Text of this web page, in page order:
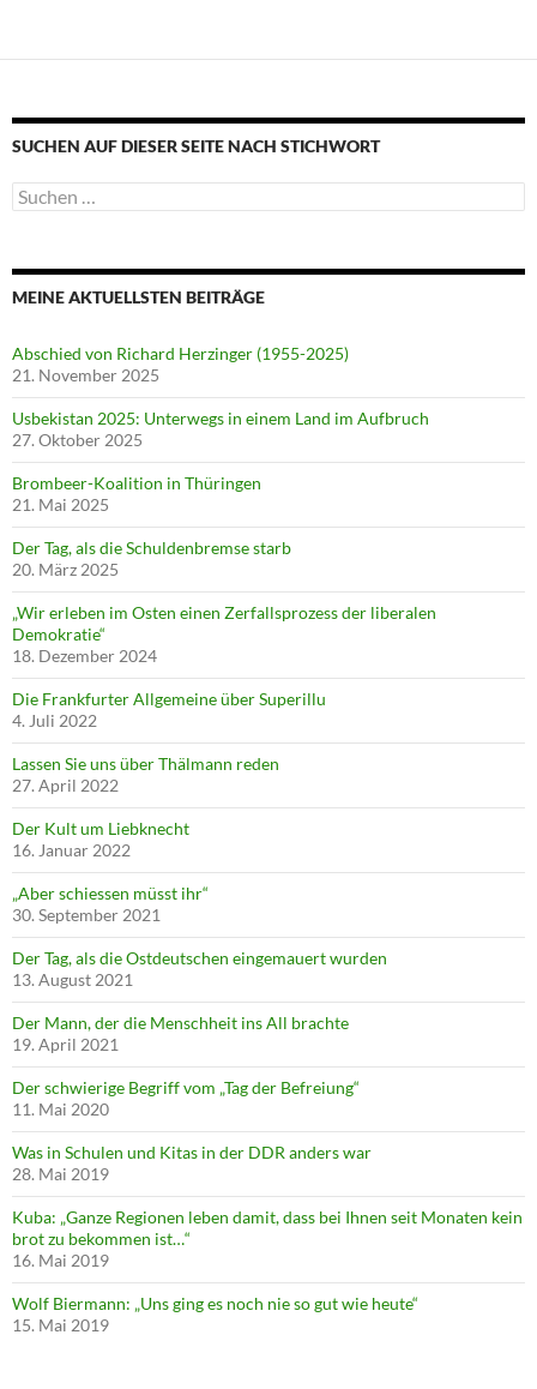
SUCHEN AUF DIESER SEITE NACH STICHWORT
Suche
nach:
MEINE AKTUELLSTEN BEITRÄGE
Abschied von Richard Herzinger (1955-2025)
21. November 2025
Usbekistan 2025: Unterwegs in einem Land im Aufbruch
27. Oktober 2025
Brombeer-Koalition in Thüringen
21. Mai 2025
Der Tag, als die Schuldenbremse starb
20. März 2025
„Wir erleben im Osten einen Zerfallsprozess der liberalen
Demokratie“
18. Dezember 2024
Die Frankfurter Allgemeine über Superillu
4. Juli 2022
Lassen Sie uns über Thälmann reden
27. April 2022
Der Kult um Liebknecht
16. Januar 2022
„Aber schiessen müsst ihr“
30. September 2021
Der Tag, als die Ostdeutschen eingemauert wurden
13. August 2021
Der Mann, der die Menschheit ins All brachte
19. April 2021
Der schwierige Begriff vom „Tag der Befreiung“
11. Mai 2020
Was in Schulen und Kitas in der DDR anders war
28. Mai 2019
Kuba: „Ganze Regionen leben damit, dass bei Ihnen seit Monaten kein
brot zu bekommen ist…“
16. Mai 2019
Wolf Biermann: „Uns ging es noch nie so gut wie heute“
15. Mai 2019